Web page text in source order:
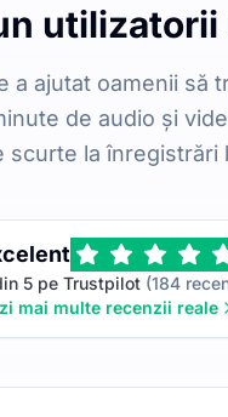
a ajutat oamenii să
de audio și
scurte la înregistrări
5 pe Trustpilot(184
mai multe recenzii reale